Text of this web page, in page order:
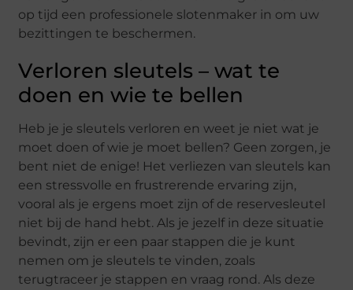
op tijd een professionele slotenmaker in om uw
bezittingen te beschermen.
Verloren sleutels – wat te
doen en wie te bellen
Heb je je sleutels verloren en weet je niet wat je
moet doen of wie je moet bellen? Geen zorgen, je
bent niet de enige! Het verliezen van sleutels kan
een stressvolle en frustrerende ervaring zijn,
vooral als je ergens moet zijn of de reservesleutel
niet bij de hand hebt. Als je jezelf in deze situatie
bevindt, zijn er een paar stappen die je kunt
nemen om je sleutels te vinden, zoals
terugtraceer je stappen en vraag rond. Als deze